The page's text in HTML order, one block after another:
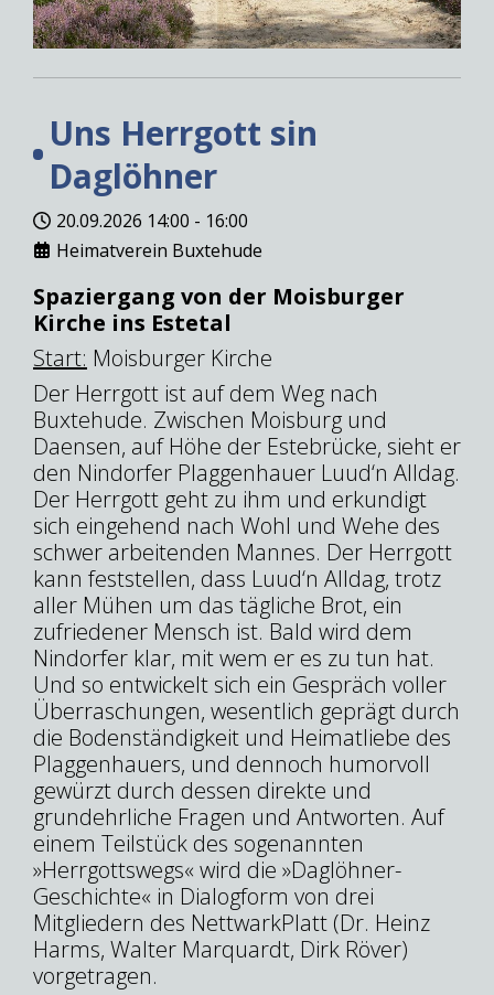
Uns Herrgott sin
Daglöhner
20.09.2026 14:00 - 16:00
Heimatverein Buxtehude
Spaziergang von der Moisburger
Kirche ins Estetal
Start: Moisburger Kirche
Der Herrgott ist auf dem Weg nach
Buxtehude. Zwischen Moisburg und
Daensen, auf Höhe der Estebrücke, sieht er
den Nindorfer Plaggenhauer Luud‘n Alldag.
Der Herrgott geht zu ihm und erkundigt
sich eingehend nach Wohl und Wehe des
schwer arbeitenden Mannes. Der Herrgott
kann feststellen, dass Luud‘n Alldag, trotz
aller Mühen um das tägliche Brot, ein
zufriedener Mensch ist. Bald wird dem
Nindorfer klar, mit wem er es zu tun hat.
Und so entwickelt sich ein Gespräch voller
Überraschungen, wesentlich geprägt durch
die Bodenständigkeit und Heimatliebe des
Plaggenhauers, und dennoch humorvoll
gewürzt durch dessen direkte und
grundehrliche Fragen und Antworten. Auf
einem Teilstück des sogenannten
»Herrgottswegs« wird die »Daglöhner-
Geschichte« in Dialogform von drei
Mitgliedern des NettwarkPlatt (Dr. Heinz
Harms, Walter Marquardt, Dirk Röver)
vorgetragen.